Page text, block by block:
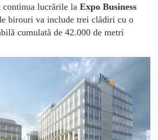
continua lucrările la Expo Business
birouri va include trei clădiri cu o
cumulată de 42.000 de metri